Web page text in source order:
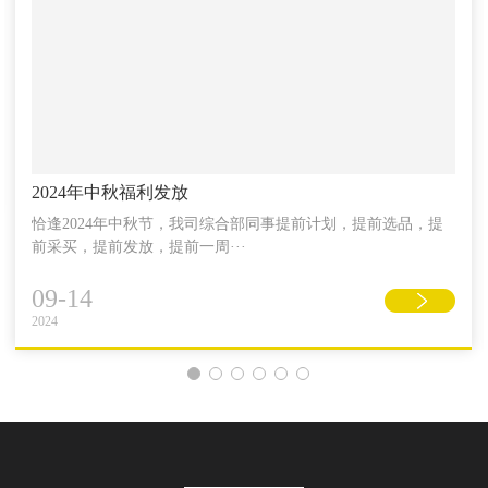
2024年中秋福利发放
恰逢2024年中秋节，我司综合部同事提前计划，提前选品，提
前采买，提前发放，提前一周···
09-14
2024